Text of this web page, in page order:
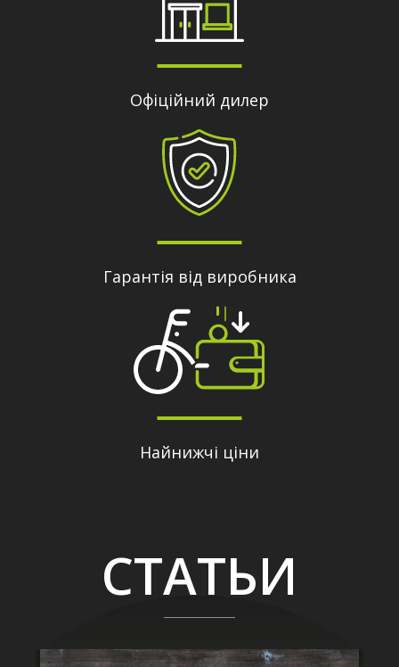
Офіційний дилер
Гарантія від виробника
Найнижчі ціни
СТАТЬИ